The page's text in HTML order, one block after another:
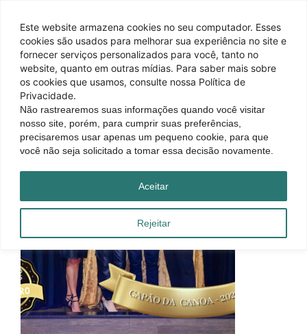
Este website armazena cookies no seu computador. Esses
cookies são usados ​​para melhorar sua experiência no site e
fornecer serviços personalizados para você, tanto no
website, quanto em outras mídias. Para saber mais sobre
os cookies que usamos, consulte nossa Política de
Privacidade.
Não rastrearemos suas informações quando você visitar
nosso site, porém, para cumprir suas preferências,
precisaremos usar apenas um pequeno cookie, para que
você não seja solicitado a tomar essa decisão novamente.
Rejeitar
Aceitar